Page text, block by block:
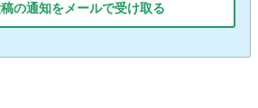
の通知をメールで受け取る